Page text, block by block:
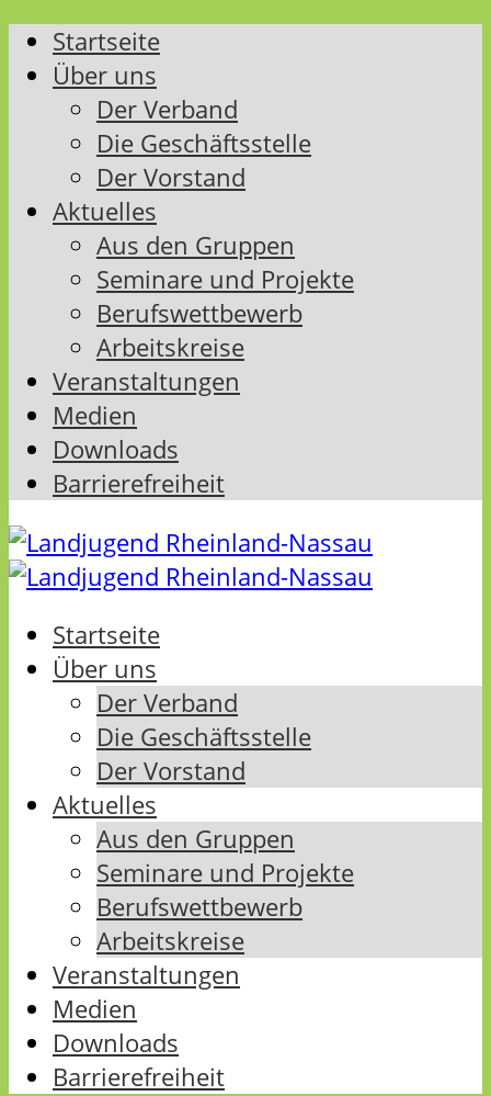
Startseite
Über uns
Der Verband
Die Geschäftsstelle
Der Vorstand
Aktuelles
Aus den Gruppen
Seminare und Projekte
Berufswettbewerb
Arbeitskreise
Veranstaltungen
Medien
Downloads
Barrierefreiheit
Startseite
Über uns
Der Verband
Die Geschäftsstelle
Der Vorstand
Aktuelles
Aus den Gruppen
Seminare und Projekte
Berufswettbewerb
Arbeitskreise
Veranstaltungen
Medien
Downloads
Barrierefreiheit